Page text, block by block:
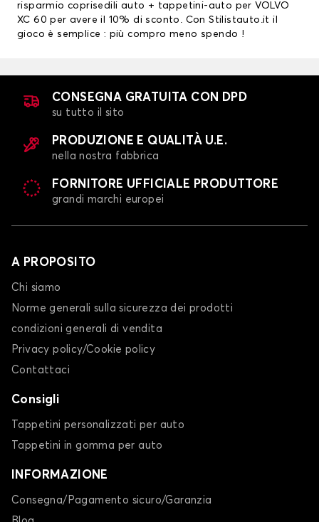
risparmiocoprisedili auto + tappetini-auto per VOLVO
XC 60 per avere il 10% di sconto. Con Stilistauto.it il
gioco è semplice : più compro meno spendo !
CONSEGNA GRATUITA CON DPD
su tutto il sito
PRODUZIONE E QUALITÀ U.E.
nella nostra fabbrica
FORNITORE UFFICIALE PRODUTTORE
grandi marchi europei
A PROPOSITO
Chi siamo
Norme generali sulla sicurezza dei prodotti
condizioni generali di vendita
Privacy policy/Cookie policy
Contattaci
Consigli
Tappetini personalizzati per auto
Tappetini in gomma per auto
INFORMAZIONE
Consegna/Pagamento sicuro/Garanzia